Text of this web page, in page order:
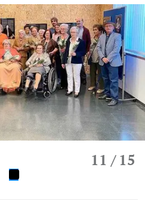
11 / 15